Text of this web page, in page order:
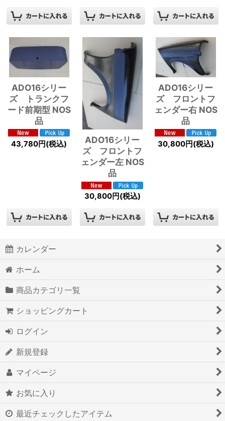
ADO16シリー
ズ トランクフ
ード前期型 NOS
品
43,780円(税込)
ADO16シリー
ズ フロントフ
ェンダー左 NOS
品
30,800円(税込)
ADO16シリー
ズ フロントフ
ェンダー右 NOS
品
30,800円(税込)
カレンダー
ホーム
商品カテゴリ一覧
ショッピングカート
ログイン
新規登録
マイページ
お気に入り
最近チェックしたアイテム